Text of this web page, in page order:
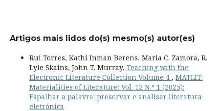
Artigos mais lidos do(s) mesmo(s) autor(es)
Rui Torres, Kathi Inman Berens, Maria C. Zamora, R.
Lyle Skains, John T. Murray, Teaching with the
Electronic Literature Collection Volume 4 , MATLIT:
Materialities of Literature: Vol. 12 N.º 1 (2025):
Espalhar a palavra: preservar e analisar literatura
eletrónica